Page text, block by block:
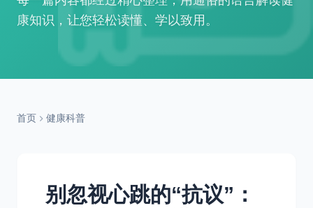
康知识，让您轻松读懂、学以致用。
首页 健康科普
别忽视心跳的“抗议”：